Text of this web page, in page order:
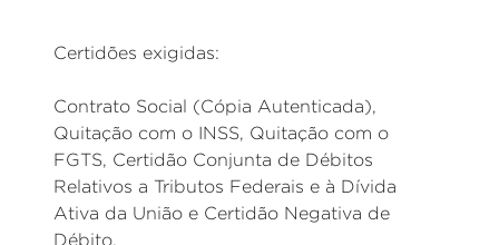
Certidões exigidas:
Contrato Social (Cópia Autenticada),
Quitação com o INSS, Quitação com o
FGTS, Certidão Conjunta de Débitos
Relativos a Tributos Federais e à Dívida
Ativa da União e Certidão Negativa de
Débito.